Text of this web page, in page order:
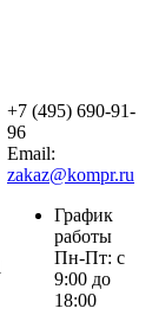
+7 (495) 690-91-
96
Email:
zakaz@kompr.ru
График
работы
Пн-Пт: с
9:00 до
18:00